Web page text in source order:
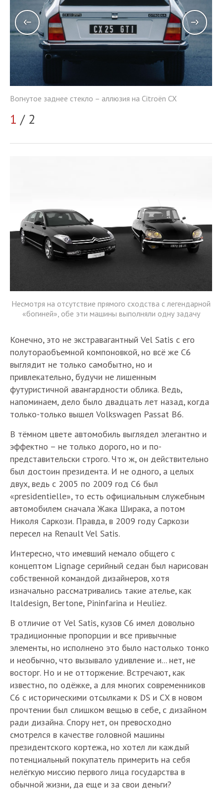
Вогнутое заднее стекло – аллюзия на Citroёn CX
1 / 2
Несмотря на отсутствие прямого сходства с легендарной
«богиней», обе эти машины выполняли одну задачу
Конечно, это не экстравагантный Vel Satis с его
полутораобъемной компоновкой, но всё же С6
выглядит не только самобытно, но и
привлекательно, будучи не лишенным
футуристичной авангардности облика. Ведь,
напоминаем, дело было двадцать лет назад, когда
только-только вышел Volkswagen Passat B6.
В тёмном цвете автомобиль выглядел элегантно и
эффектно – не только дорого, но и по-
представительски строго. Что ж, он действительно
был достоин президента. И не одного, а целых
двух, ведь с 2005 по 2009 год C6 был
«presidentielle», то есть официальным служебным
автомобилем сначала Жака Ширака, а потом
Николя Саркози. Правда, в 2009 году Саркози
пересел на Renault Vel Satis.
Интересно, что имевший немало общего с
концептом Lignage серийный седан был нарисован
собственной командой дизайнеров, хотя
изначально рассматривались такие ателье, как
Italdesign, Bertone, Pininfarina и Heuliez.
В отличие от Vel Satis, кузов С6 имел довольно
традиционные пропорции и все привычные
элементы, но исполнено это было настолько тонко
и необычно, что вызывало удивление и... нет, не
восторг. Но и не отторжение. Встречают, как
известно, по одёжке, а для многих современников
C6 c историческими отсылками к DS и СX в новом
прочтении был слишком вещью в себе, с дизайном
ради дизайна. Спору нет, он превосходно
смотрелся в качестве головной машины
президентского кортежа, но хотел ли каждый
потенциальный покупатель примерить на себя
нелёгкую миссию первого лица государства в
обычной жизни, да еще и за свои деньги?